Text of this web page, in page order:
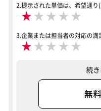
2.提示された単価は、希望通り
★ ★ ★ ★ ★
3.企業または担当者の対応の満
★ ★ ★ ★ ★
続
無